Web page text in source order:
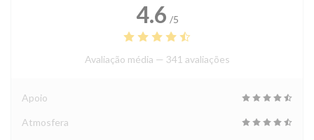
4.6 /5
Avaliação média — 341 avaliações
Apoio
Atmosfera